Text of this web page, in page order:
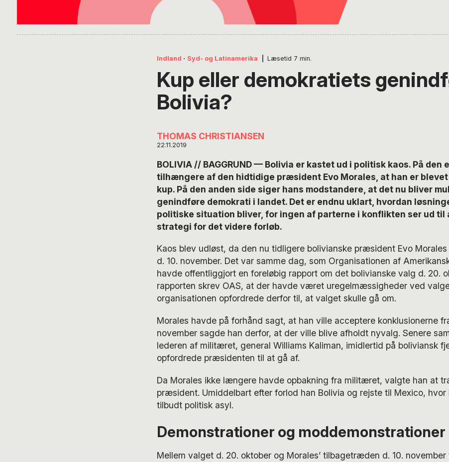
Indland · Syd- og Latinamerika Læsetid 7 min.
Kup eller demokratiets
Bolivia?
THOMAS CHRISTIANSEN
22.11.2019
BOLIVIA // BAGGRUND — Bolivia er kastet ud i politisk kaos. På den
tilhængere af den hidtidige præsident Evo Morales, at han er
kup. På den anden side siger hans modstandere, at det nu bliver
genindføre demokrati i landet. Det er endnu uklart, hvordan
politiske situation bliver, for ingen af parterne i konflikten ser ud til
strategi for det videre forløb.
Kaos blev udløst, da den nu tidligere bolivianske præsident Evo
d. 10. november. Det var samme dag, som Organisationen af
havde offentliggjort en foreløbig rapport om det bolivianske valg d. 20.
rapporten skrev OAS, at der havde været uregelmæssigheder ved
organisationen opfordrede derfor til, at valget skulle gå om.
Morales havde på forhånd sagt, at han ville acceptere konklusionerne
november sagde han derfor, at der ville blive afholdt nyvalg. Senere
lederen af militæret, general Williams Kaliman, imidlertid på boliviansk
opfordrede præsidenten til at gå af.
Da Morales ikke længere havde opbakning fra militæret, valgte han at
præsident. Umiddelbart efter forlod han Bolivia og rejste til Mexico, hvor
tilbudt politisk asyl.
Demonstrationer og moddemonstrationer
Mellem valget d. 20. oktober og Morales’ tilbagetræden d. 10.